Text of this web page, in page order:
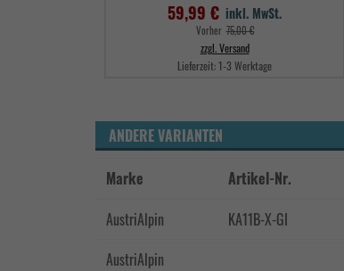
59,99 € inkl. MwSt.
Vorher Verkaufspreis
75,00 €
zzgl. Versand
Lieferzeit:1-3 Werktage
ANDERE VARIANTEN
Marke
Artikel-Nr.
AustriAlpin
KA11B-X-GI
AustriAlpin